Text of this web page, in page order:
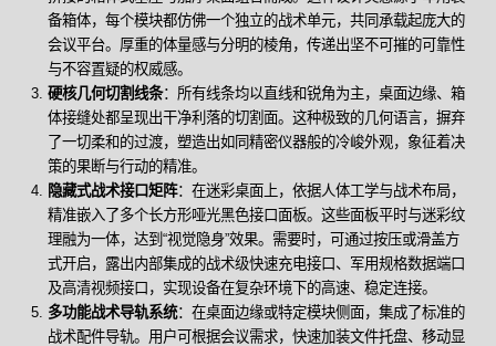
备箱体，每个模块都仿佛一个独立的战术单元，共同承载起庞大的
会议平台。厚重的体量感与分明的棱角，传递出坚不可摧的可靠性
与不容置疑的权威感。
硬核几何切割线条：所有线条均以直线和锐角为主，桌面边缘、箱
体接缝处都呈现出干净利落的切割面。这种极致的几何语言，摒弃
了一切柔和的过渡，塑造出如同精密仪器般的冷峻外观，象征着决
策的果断与行动的精准。
隐藏式战术接口矩阵：在迷彩桌面上，依据人体工学与战术布局，
精准嵌入了多个长方形哑光黑色接口面板。这些面板平时与迷彩纹
理融为一体，达到“视觉隐身”效果。需要时，可通过按压或滑盖方
式开启，露出内部集成的战术级快速充电接口、军用规格数据端口
及高清视频接口，实现设备在复杂环境下的高速、稳定连接。
多功能战术导轨系统：在桌面边缘或特定模块侧面，集成了标准的
战术配件导轨。用户可根据会议需求，快速加装文件托盘、移动显